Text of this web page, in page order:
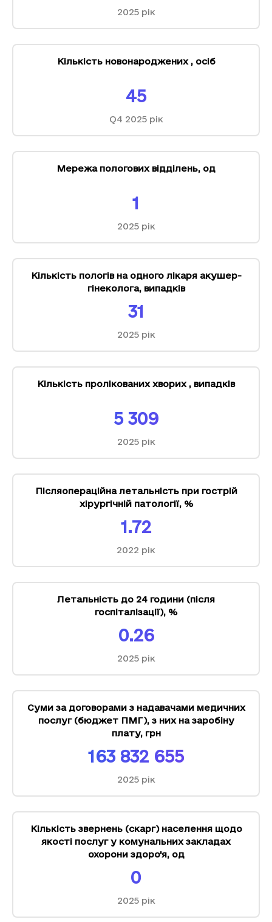
2025рік
Кількість новонароджених , осіб
45
Q4 2025рік
Мережа пологових відділень, од
1
2025рік
Кількість пологів на одного лікаря акушер-
гінеколога, випадків
31
2025рік
Кількість пролікованих хворих , випадків
5 309
2025рік
Післяопераційна летальність при гострій
хірургічній патології, %
1.72
2022 рік
Летальність до 24 години (після
госпіталізації), %
0.26
2025рік
Суми за договорами з надавачами медичних
послуг (бюджет ПМГ), з них на заробіну
плату, грн
163 832 655
2025рік
Кількість звернень (скарг) населення щодо
якості послуг у комунальних закладах
охорони здоро'я, од
0
2025рік